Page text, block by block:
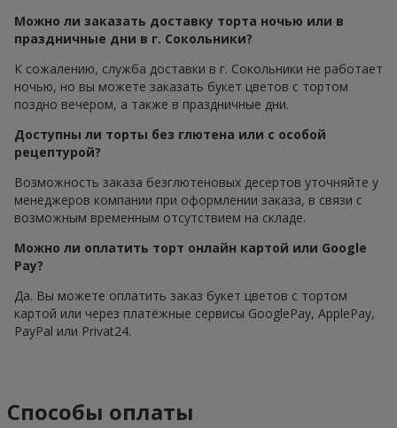
Можно ли заказать доставку торта ночью или в
праздничные дни в г. Сокольники?
К сожалению, служба доставки в г. Сокольники не работает
ночью, но вы можете заказать букет цветов с тортом
поздно вечером, а также в праздничные дни.
Доступны ли торты без глютена или с особой
рецептурой?
Возможность заказа безглютеновых десертов уточняйте у
менеджеров компании при оформлении заказа, в связи с
возможным временным отсутствием на складе.
Можно ли оплатить торт онлайн картой или Google
Pay?
Да. Вы можете оплатить заказ букет цветов с тортом
картой или через платёжные сервисы GooglePay, ApplePay,
PayPal или Privat24.
Способы оплаты